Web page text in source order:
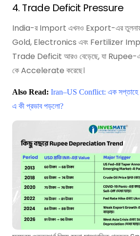
4. Trade Deficit Pressure
India-র Import এখনও Export-এর তুলনায়
Gold, Electronics এবং Fertilizer
Trade Deficit আরও বেড়েছে, যা
কে Accelerate করেছে।
Also Read: Iran–US Conflict: এক
এ কী প্রভাব পড়লো?